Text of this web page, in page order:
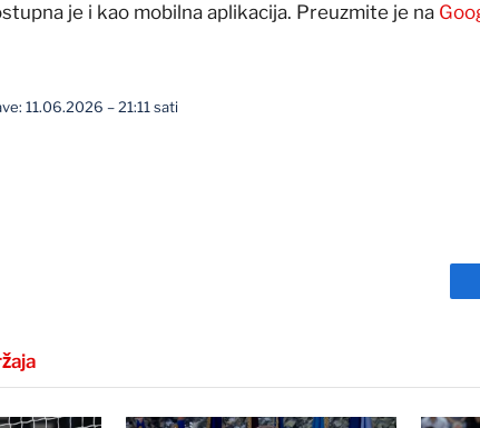
je i kao mobilna aplikacija. Preuzmite je na
11.06.2026 – 21:11 sati